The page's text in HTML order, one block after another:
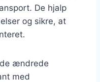
De hjalp
og sikre, at
ændrede
med